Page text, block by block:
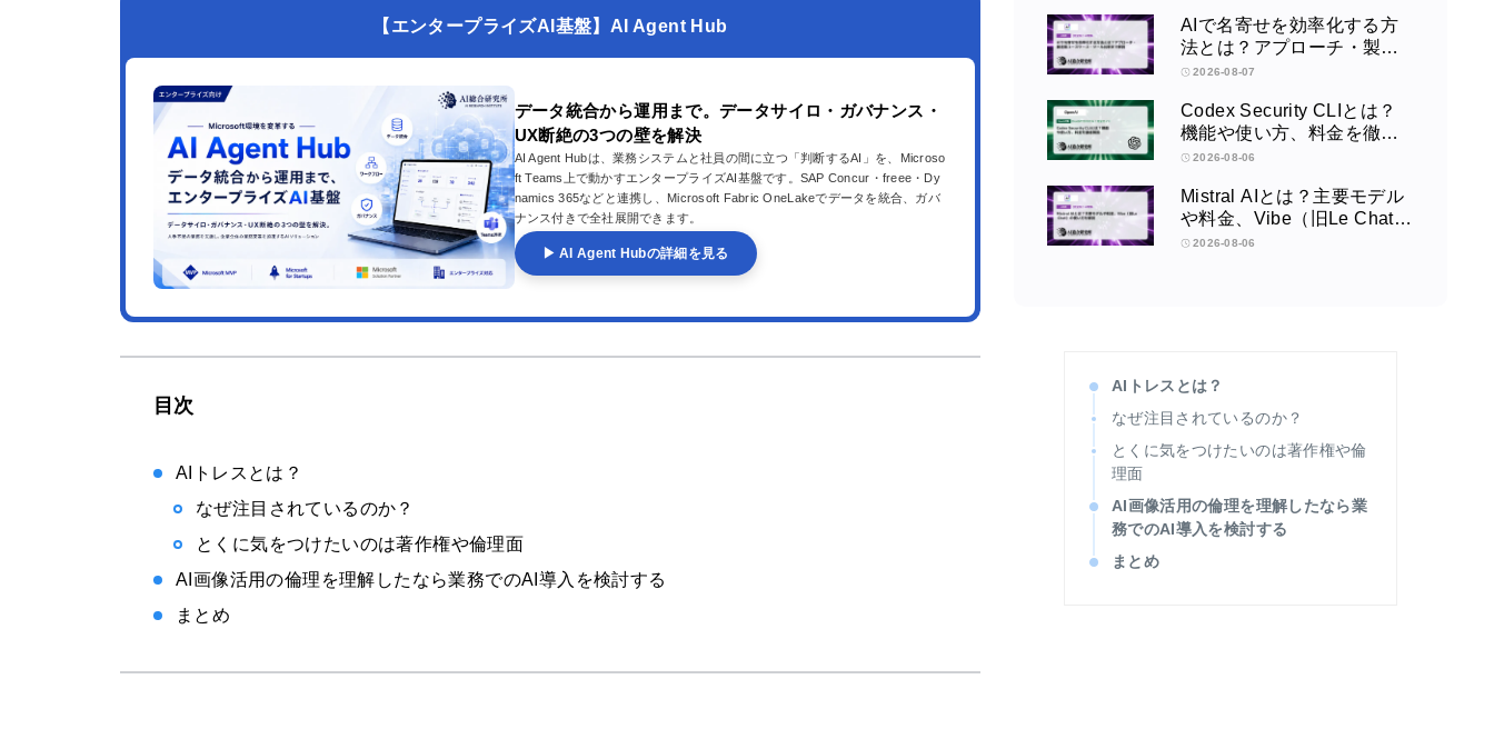
【エンタープライズAI基盤】AI Agent Hub
データ統合から運用まで。データサイロ・ガバナンス・
UX断絶の3つの壁を解決
AI Agent Hubは、業務システムと社員の間に立つ「判断するAI」を、Microso
ft Teams上で動かすエンタープライズAI基盤です。SAP Concur・freee・Dy
namics 365などと連携し、Microsoft Fabric OneLakeでデータを統合、ガバ
ナンス付きで全社展開できます。
▶ AI Agent Hubの詳細を見る
目次
AIトレスとは？
なぜ注目されているのか？
とくに気をつけたいのは著作権や倫理面
AI画像活用の倫理を理解したなら業務でのAI導入を検討する
まとめ
AIで名寄せを効率化する方
法とは？アプローチ・製造
業ユースケース・ツール比
2026-08-07
Codex Security CLIとは？
機能や使い方、料金を徹底
解説
2026-08-06
Mistral AIとは？主要モデル
や料金、Vibe（旧Le Chat）
の使い方を解説
2026-08-06
AIトレスとは？
なぜ注目されているのか？
とくに気をつけたいのは著作権や倫
理面
AI画像活用の倫理を理解したなら業
務でのAI導入を検討する
まとめ